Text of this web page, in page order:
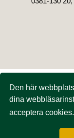
Den här
dina
acceptera cookies.